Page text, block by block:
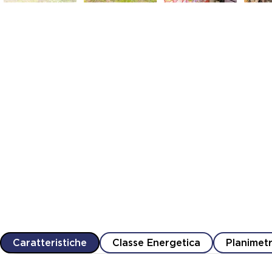
Caratteristiche Classe Energetica